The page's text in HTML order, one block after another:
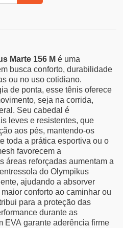
Marte 156 M é uma
busca conforto, durabilidade
ou no uso cotidiano.
de ponta, esse tênis oferece
seja na corrida,
Seu cabedal é
leves e resistentes, que
aos pés, mantendo-os
toda a prática esportiva ou o
favorecem a
áreas reforçadas aumentam a
do Olympikus
ajudando a absorver
conforto ao caminhar ou
para a proteção das
durante as
EVA garante aderência firme